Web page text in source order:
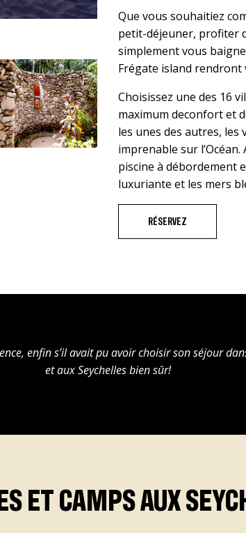
Que vous souhaitiez
petit-déjeuner, profiter
simplement vous
Frégate island
Choisissez une des 16
maximum deconfort et
les unes des autres,
imprenable sur
piscine à débordement
luxuriante et les mers
RÉSERVEZ
enfin s’il avait pu avoir choisir son séjour
et aux Seychelles bien sûr!
ET CAMPS AUX